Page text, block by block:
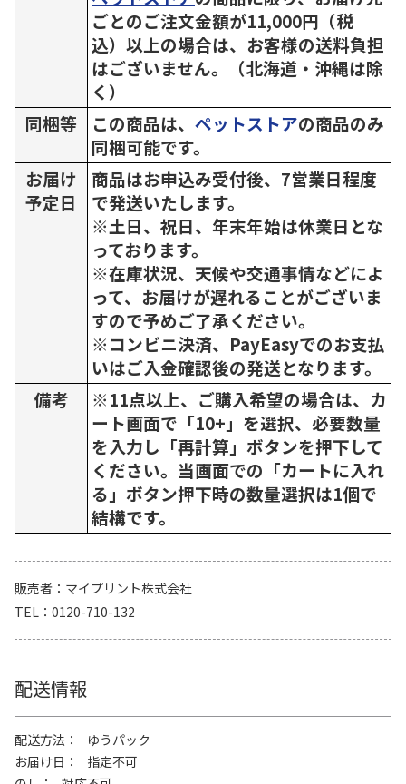
ごとのご注文金額が11,000円（税
込）以上の場合は、お客様の送料負担
はございません。（北海道・沖縄は除
く）
同梱等
この商品は、 ペットストアの商品のみ
同梱可能です。
お届け
予定日
商品はお申込み受付後、7営業日程度
で発送いたします。
※土日、祝日、年末年始は休業日とな
っております。
※在庫状況、天候や交通事情などによ
って、お届けが遅れることがございま
すので予めご了承ください。
※コンビニ決済、PayEasyでのお支払
いはご入金確認後の発送となります。
備考
※11点以上、ご購入希望の場合は、カ
ート画面で「10+」を選択、必要数量
を入力し「再計算」ボタンを押下して
ください。当画面での「カートに入れ
る」ボタン押下時の数量選択は1個で
結構です。
販売者
マイプリント株式会社
TEL
0120-710-132
配送情報
配送方法
ゆうパック
お届け日
指定不可